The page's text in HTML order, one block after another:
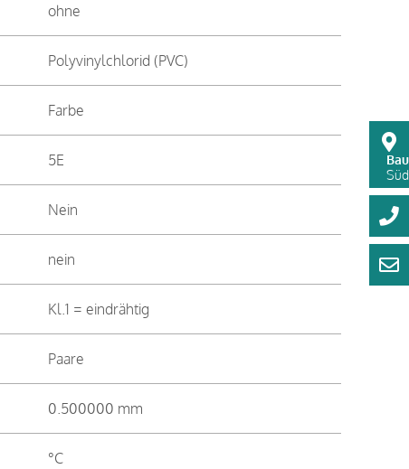
ohne
Polyvinylchlorid (PVC)
Farbe
5E
Nein
nein
Kl.1 = eindrähtig
Paare
0.500000 mm
°C